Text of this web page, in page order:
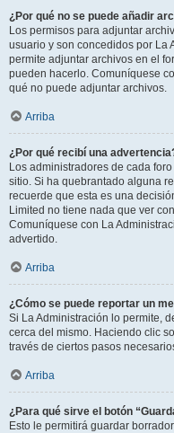
¿Por qué no se puede añadir
Los permisos para adjuntar
usuario y son concedidos por La
permite adjuntar archivos en el
pueden hacerlo. Comuníquese
qué no puede adjuntar archivos.
Arriba
¿Por qué recibí una
Los administradores de cada
sitio. Si ha quebrantado alguna
recuerde que esta es una
Limited no tiene nada que ver
Comuníquese con La
advertido.
Arriba
¿Cómo se puede reportar un
Si La Administración lo permite,
cerca del mismo. Haciendo clic
través de ciertos pasos
Arriba
¿Para qué sirve el botón
Esto le permitirá guardar